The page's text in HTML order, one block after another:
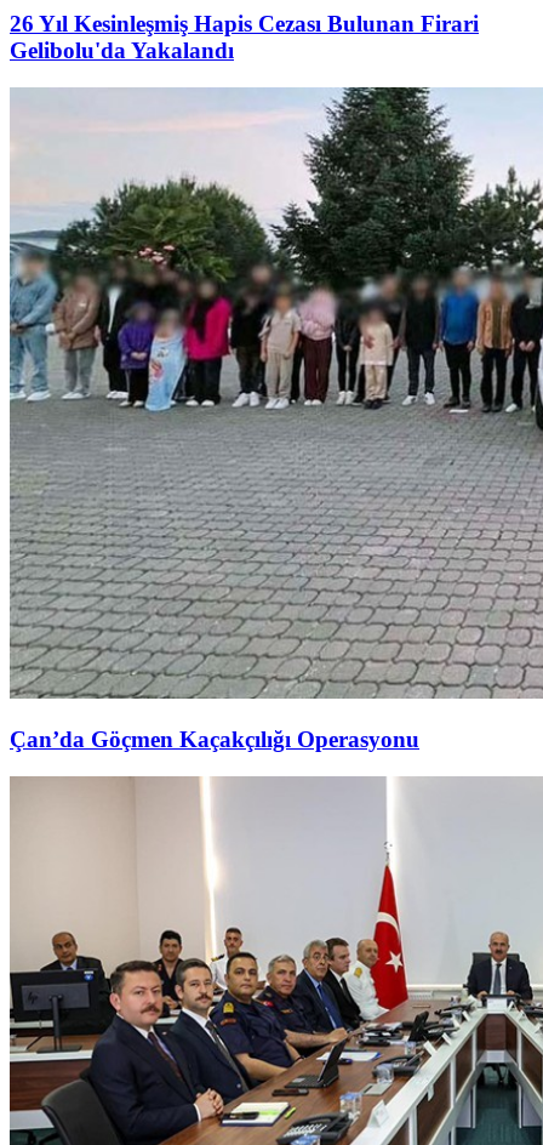
26 Yıl Kesinleşmiş Hapis Cezası Bulunan Firari
Gelibolu'da Yakalandı
Çan’da Göçmen Kaçakçılığı Operasyonu